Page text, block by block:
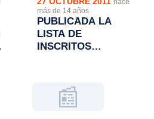
hace
más de 14 años
PUBLICADA LA
LISTA DE
INSCRITOS
DE PERDIGUERA"
📰